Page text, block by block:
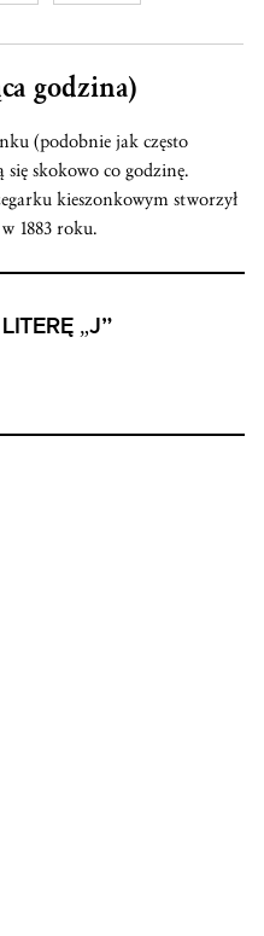
godzina)
(podobnie jak często
skokowo co godzinę.
kieszonkowym stworzył
1883 roku.
„J”